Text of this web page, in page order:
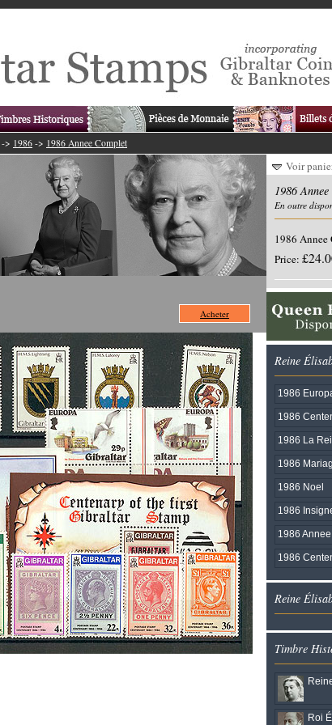
-> 1986 -> 1986 Annee Complet
Acheter
Voir
1986
En outre
1986 Annee
Price:
Reine
1986
1986
1986 La
1986
1986 Noel
1986
1986
1986
Reine
Timbre
Roi